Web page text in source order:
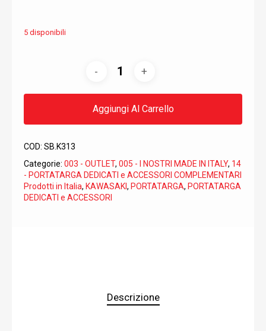
5 disponibili
Aggiungi Al Carrello
COD: SB.K313
Categorie: 003 - OUTLET, 005 - I NOSTRI MADE IN ITALY, 14
- PORTATARGA DEDICATI e ACCESSORI COMPLEMENTARI
Prodotti in Italia, KAWASAKI, PORTATARGA, PORTATARGA
DEDICATI e ACCESSORI
Descrizione